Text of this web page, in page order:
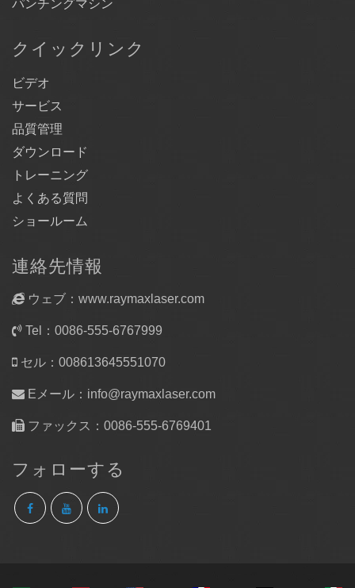
パンチングマシン
クイックリンク
ビデオ
サービス
品質管理
ダウンロード
トレーニング
よくある質問
ショールーム
連絡先情報
ウェブ：www.raymaxlaser.com
Tel：0086-555-6767999
セル：008613645551070
Eメール： info@raymaxlaser.com
ファックス：0086-555-6769401
フォローする